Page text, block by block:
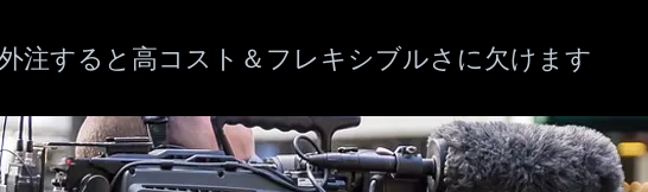
注すると高コスト＆フレキシブルさに欠けます